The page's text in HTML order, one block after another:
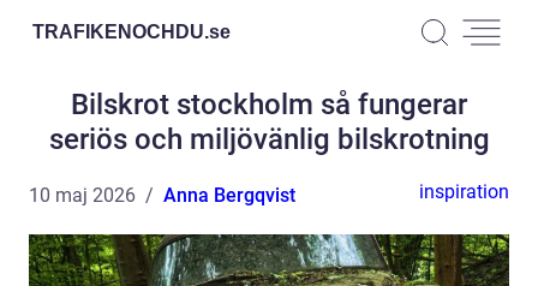
TRAFIKENOCHDU.se
Bilskrot stockholm så fungerar
seriös och miljövänlig bilskrotning
10 maj 2026 Anna Bergqvist inspiration